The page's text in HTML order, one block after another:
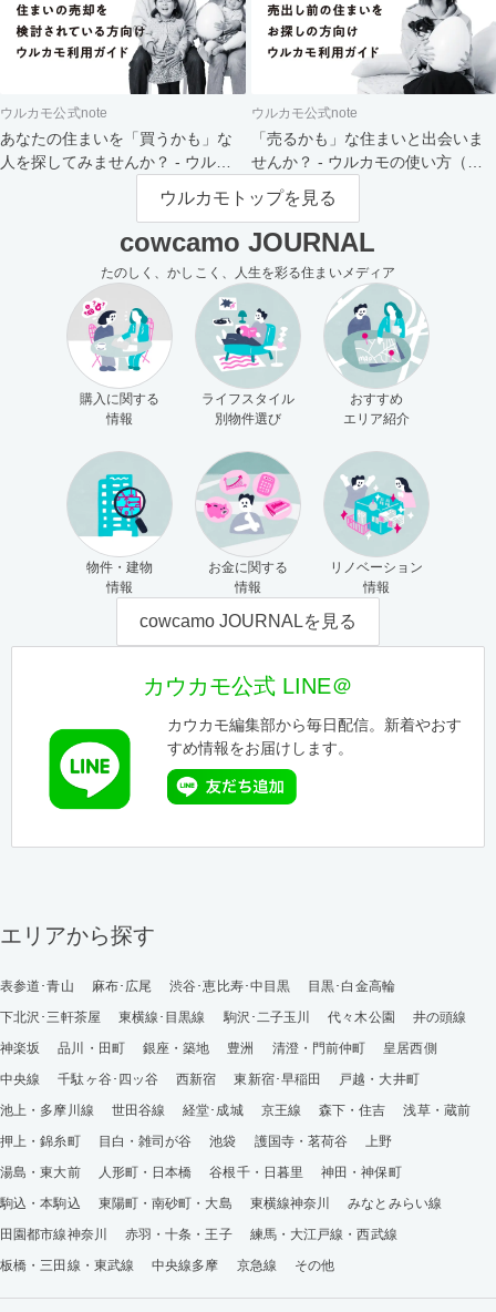
ウルカモ公式note
あなたの住まいを「買うかも」な
人を探してみませんか？ - ウルカ
ウルカモ公式note
「売るかも」な住まいと出会いま
せんか？ - ウルカモの使い方（買
主さま向け）
ウルカモトップを見る
cowcamo JOURNAL
たのしく、かしこく、人生を彩る住まいメディア
購入に関する
情報
ライフスタイル
別物件選び
おすすめ
エリア紹介
物件・建物
情報
お金に関する
情報
リノベーション
情報
cowcamo JOURNALを見る
カウカモ公式 LINE＠
カウカモ編集部から毎日配信。新着やおす
すめ情報をお届けします。
エリアから探す
表参道･青山 麻布･広尾 渋谷･恵比寿･中目黒
目黒･白金高輪
下北沢･三軒茶屋
東横線･目黒線 駒沢･二子玉川 代々木公園
井の頭線
神楽坂
品川・田町 銀座・築地 豊洲 清澄・門前仲町
皇居西側
中央線
千駄ヶ谷･四ッ谷 西新宿 東新宿･早稲田
戸越・大井町
池上・多摩川線
世田谷線 経堂･成城 京王線 森下・住吉
浅草・蔵前
押上・錦糸町
目白・雑司が谷 池袋 護国寺・茗荷谷
上野
湯島・東大前
人形町・日本橋 谷根千・日暮里
神田・神保町
駒込・本駒込
東陽町・南砂町・大島 東横線神奈川
みなとみらい線
田園都市線神奈川
赤羽・十条・王子
練馬・大江戸線・西武線
板橋・三田線・東武線
中央線多摩 京急線 その他